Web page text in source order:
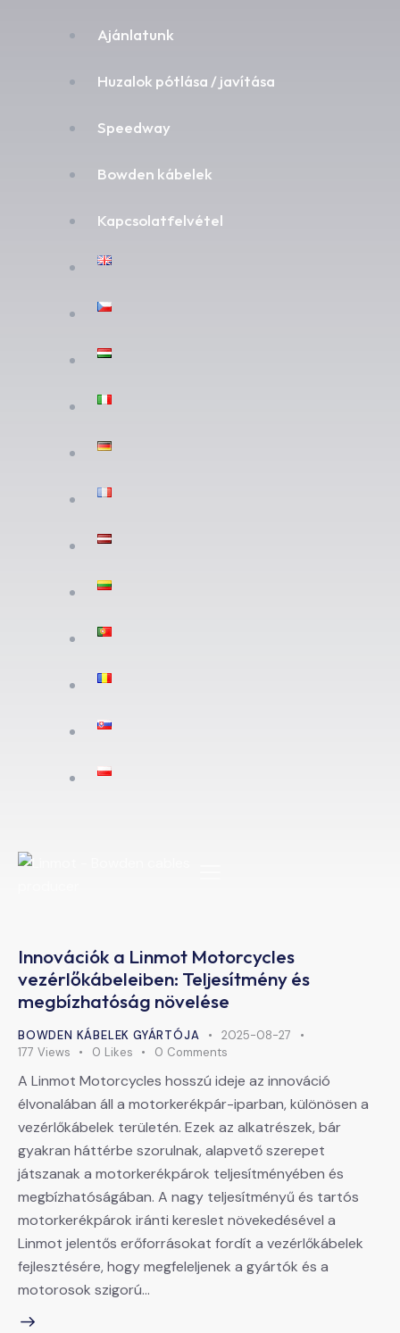
Ajánlatunk
Huzalok pótlása / javítása
Speedway
Bowden kábelek
Kapcsolatfelvétel
Innovációk a Linmot Motorcycles
vezérlőkábeleiben: Teljesítmény és
megbízhatóság növelése
BOWDEN KÁBELEK GYÁRTÓJA
2025-08-27
177 Views 0 Likes 0 Comments
A Linmot Motorcycles hosszú ideje az innováció
élvonalában áll a motorkerékpár-iparban, különösen a
vezérlőkábelek területén. Ezek az alkatrészek, bár
gyakran háttérbe szorulnak, alapvető szerepet
játszanak a motorkerékpárok teljesítményében és
megbízhatóságában. A nagy teljesítményű és tartós
motorkerékpárok iránti kereslet növekedésével a
Linmot jelentős erőforrásokat fordít a vezérlőkábelek
fejlesztésére, hogy megfeleljenek a gyártók és a
motorosok szigorú…